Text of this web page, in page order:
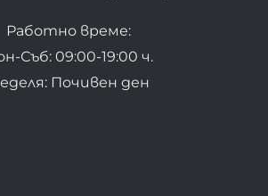
Работно време:
Съб: 09:00-19:00 ч.
Почивен ден